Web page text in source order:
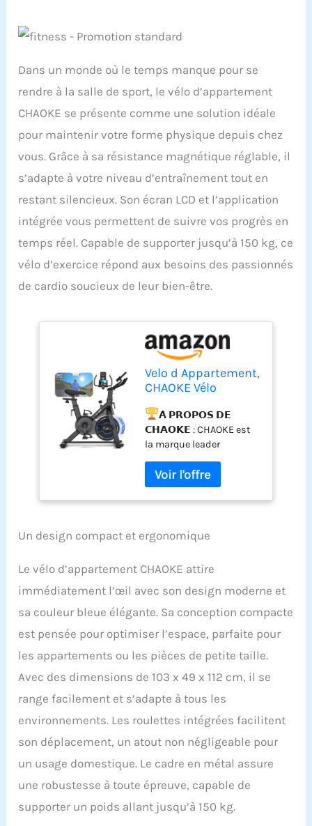
Dans un monde où le temps manque pour se
rendre à la salle de sport, le vélo d’appartement
CHAOKE se présente comme une solution idéale
pour maintenir votre forme physique depuis chez
vous. Grâce à sa résistance magnétique réglable, il
s’adapte à votre niveau d’entraînement tout en
restant silencieux. Son écran LCD et l’application
intégrée vous permettent de suivre vos progrès en
temps réel. Capable de supporter jusqu’à 150 kg, ce
vélo d’exercice répond aux besoins des passionnés
de cardio soucieux de leur bien-être.
Velo d Appartement,
CHAOKE Vélo
Silencieux avec
Résistance
Magnétique
Réglable, Vélo
d'exercice
d'intérieur avec App
et écran LCD, Pour
Cardio, Capacité
𝗔̀ 𝗣𝗥𝗢𝗣𝗢𝗦 𝗗𝗘
𝗖𝗛𝗔𝗢𝗞𝗘 : CHAOKE est
la marque leader
mondiale de velo d
appartement intelligents.
Nous nous engageons à
fournir des services de
particuliers et aux salles
vous, sans quitter votre
domicile. Grâce à son
design innovant et à sa
technologie intelligente
avancée, CHAOKE est
devenue une marque
leader dans le secteur
des vélos de fitness et
est appréciée des
athlètes et des
professionnels du
fitness du monde entier.
𝗗'𝗘𝗡𝗧𝗥𝗔𝗜̂𝗡𝗘𝗠𝗘𝗡𝗧
𝗨𝗟𝗧𝗥𝗔-𝗦𝗧𝗔𝗕𝗟𝗘,
𝗗𝗨𝗥𝗔𝗕𝗟𝗘 : Le vélo
Un design compact et ergonomique
Le vélo d’appartement CHAOKE attire
immédiatement l’œil avec son design moderne et
sa couleur bleue élégante. Sa conception compacte
est pensée pour optimiser l’espace, parfaite pour
les appartements ou les pièces de petite taille.
Avec des dimensions de 103 x 49 x 112 cm, il se
range facilement et s’adapte à tous les
environnements. Les roulettes intégrées facilitent
son déplacement, un atout non négligeable pour
un usage domestique. Le cadre en métal assure
une robustesse à toute épreuve, capable de
supporter un poids allant jusqu’à 150 kg.